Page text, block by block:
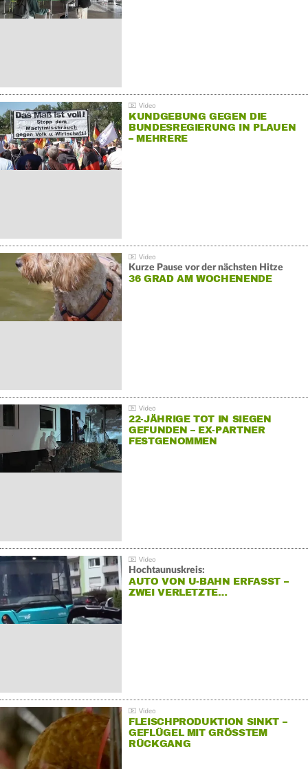
KUNDGEBUNG GEGEN DIE
BUNDESREGIERUNG IN PLAUEN
– MEHRERE
Kurze Pause vor der nächsten Hitze
36 GRAD AM WOCHENENDE
22-JÄHRIGE TOT IN SIEGEN
GEFUNDEN – EX-PARTNER
FESTGENOMMEN
Hochtaunuskreis:
AUTO VON U-BAHN ERFASST –
ZWEI VERLETZTE…
FLEISCHPRODUKTION SINKT –
GEFLÜGEL MIT GRÖSSTEM R
ÜCKGANG